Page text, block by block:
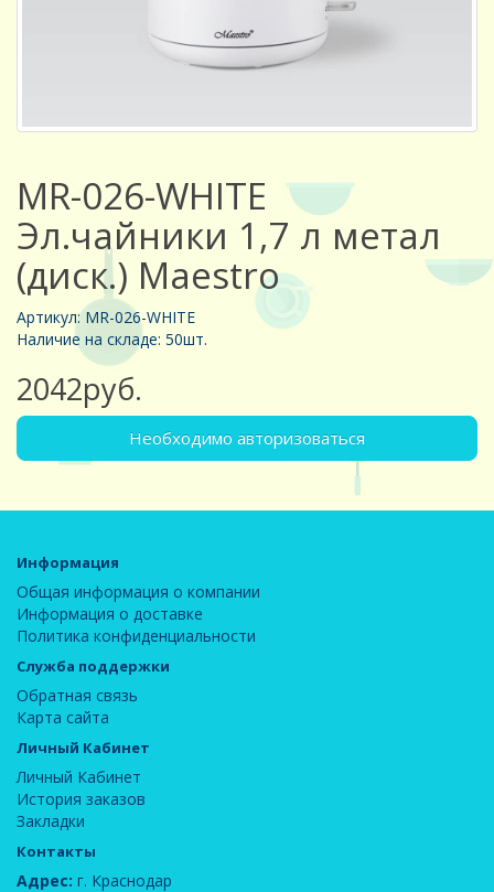
MR-026-WHITE
Эл.чайники 1,7 л метал
(диск.) Maestro
Артикул: MR-026-WHITE
Наличие на складе: 50шт.
2042руб.
Необходимо авторизоваться
Информация
Общая информация о компании
Информация о доставке
Политика конфиденциальности
Служба поддержки
Обратная связь
Карта сайта
Личный Кабинет
Личный Кабинет
История заказов
Закладки
Контакты
Адрес: г. Краснодар